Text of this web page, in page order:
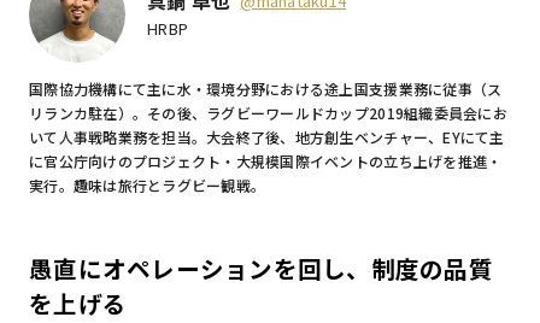
HRBP
国際協力機構にて主に水・環境分野における途上国支援業務に従事（ス
リランカ駐在）。その後、ラグビーワールドカップ2019組織委員会にお
いて人事戦略業務を担当。大会終了後、地方創生ベンチャー、EYにて主
に官公庁向けのプロジェクト・大規模国際イベントの立ち上げを推進・
実行。趣味は旅行とラグビー観戦。
愚直にオペレーションを回し、制度の品質
を上げる